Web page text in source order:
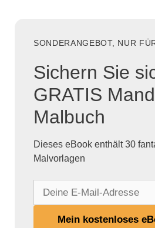
SONDERANGEBOT, NUR
Sichern Sie
GRATIS
Malbuch
Dieses eBook enthält 30
Malvorlagen
Mein kostenloses